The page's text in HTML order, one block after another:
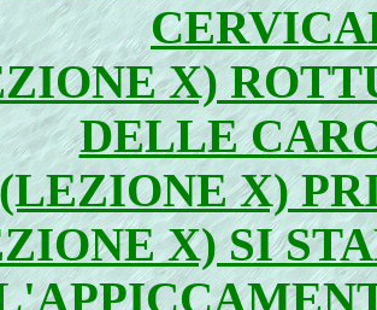
X)
DELLE
X)
X) SI